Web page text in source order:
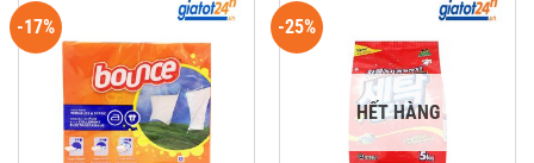
-17% -25%
HẾT HÀNG